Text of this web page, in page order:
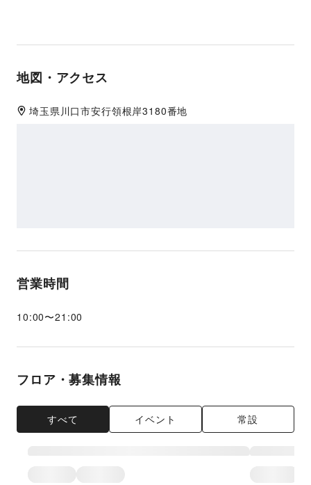
地図・アクセス
埼玉県 川口市安行領根岸3180番地
営業時間
10:00〜21:00
フロア・募集情報
すべて イベント 常設